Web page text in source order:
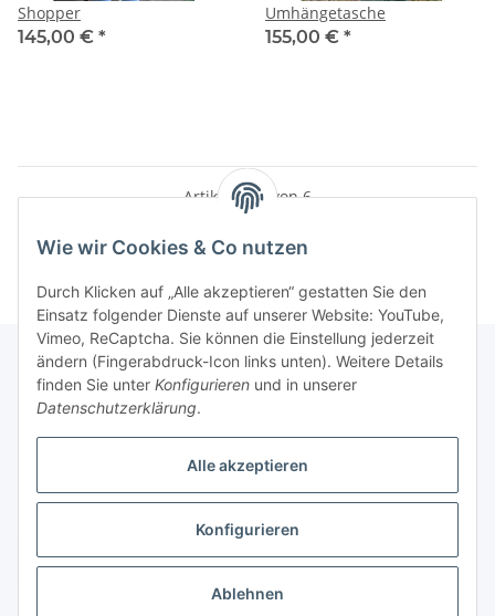
Alle akzeptieren
Konfigurieren
Ablehnen
Wie wir Cookies & Co nutzen
Durch Klicken auf „Alle akzeptieren“ gestatten Sie den
Einsatz folgender Dienste auf unserer Website: YouTube,
Vimeo, ReCaptcha. Sie können die Einstellung jederzeit
ändern (Fingerabdruck-Icon links unten). Weitere Details
finden Sie unter Konfigurieren und in unserer
Datenschutzerklärung.
Shopper
145,00 € *
Umhängetasche
155,00 € *
Artikel 1 - 6 von 6
Informationen
Gesetzliche Informationen
Vertrag widerrufen
* Alle Preise inkl. gesetzlicher USt., zzgl.Versand